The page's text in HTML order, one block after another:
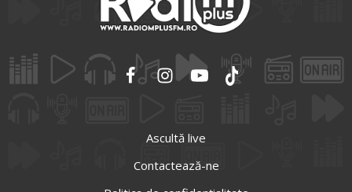
Ascultă live
Contactează-ne